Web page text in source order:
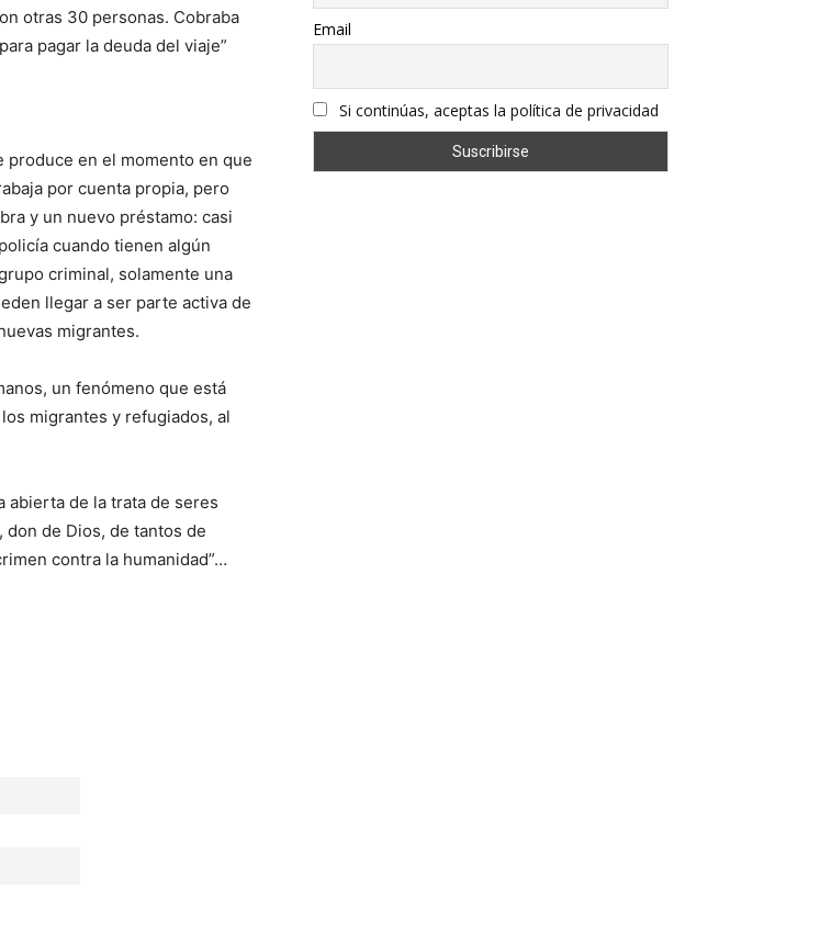
otras 30 personas. Cobraba
pagar la deuda del viaje”
produce en el momento en que
por cuenta propia, pero
y un nuevo préstamo: casi
cuando tienen algún
criminal, solamente una
llegar a ser parte activa de
migrantes.
un fenómeno que está
migrantes y refugiados, al
abierta de la trata de seres
de Dios, de tantos de
contra la humanidad”…
Email
Si continúas, aceptas la política de privacidad